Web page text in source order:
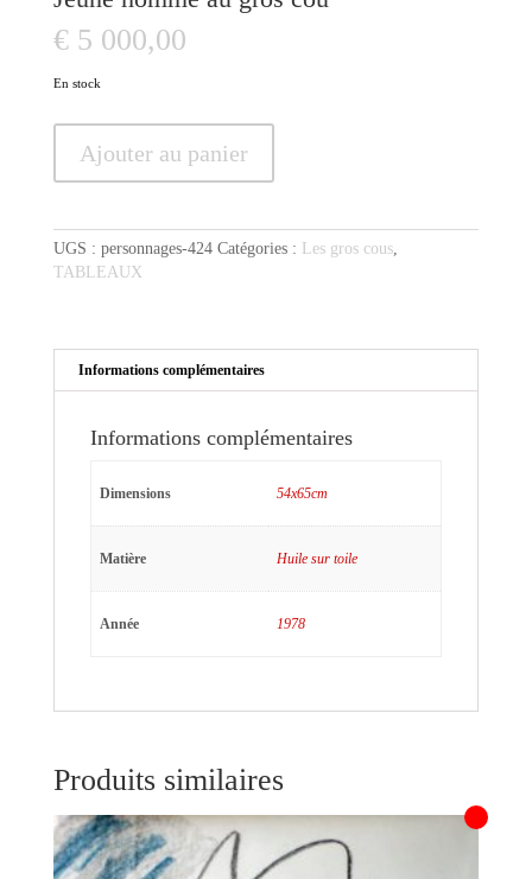
€5 000,00
En stock
Jeune
au
gros
cou
Ajouter au panier
UGS : personnages-424 Catégories : Les gros cous,
TABLEAUX
Informations complémentaires
Informations complémentaires
Dimensions 54x65cm
Matière Huile sur toile
Année 1978
Produits similaires